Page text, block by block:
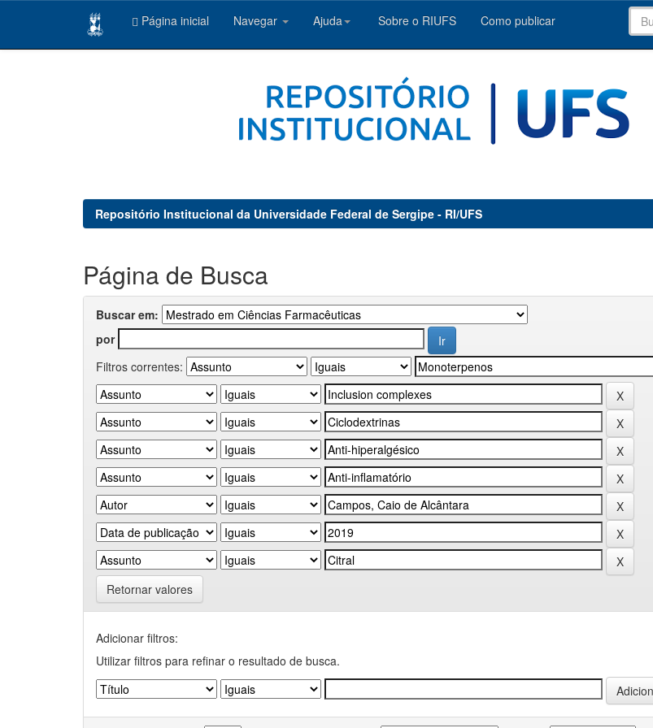
Página inicial Navegar Ajuda Sobre o RIUFS Como publicar
Repositório Institucional da Universidade Federal de Sergipe - RI/UFS
Página de Busca
Buscar em:
por
Filtros correntes:
Retornar valores
Adicionar filtros:
Utilizar filtros para refinar o resultado de busca.